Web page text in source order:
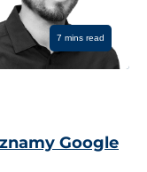
7 mins read
Google